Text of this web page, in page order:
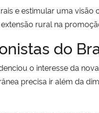
e estimular uma
rural na
do
o interesse da
precisa ir além da